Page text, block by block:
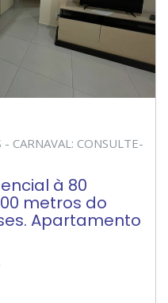
CARNAVAL: CONSULTE-
à 80
metros do
Apartamento